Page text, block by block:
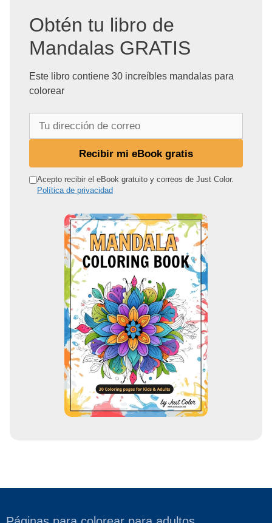
Obtén tu libro de
Mandalas GRATIS
Este libro contiene 30 increíbles mandalas para
colorear
r
Recibir mi eBook gratis
Acepto recibir el eBook gratuito y correos de Just Color.
Política de privacidad